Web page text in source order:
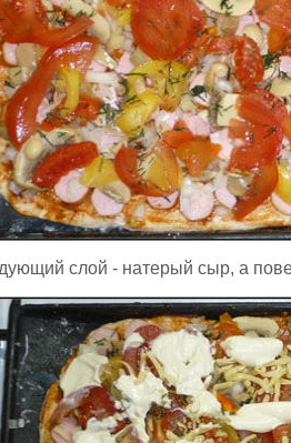
слой - натерый сыр, а